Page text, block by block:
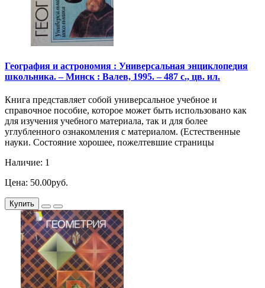
География и астрономия : Универсальная энциклопедия
школьника. – Минск : Валев, 1995. – 487 с., цв. ил.
Книга представляет собой универсальное учебное и
справочное пособие, которое может быть использовано как
для изучения учебного материала, так и для более
углубленного ознакомления с материалом. (Естественные
науки. Состояние хорошее, пожелтевшие страницы
Наличие: 1
Цена: 50.00руб.
Купить